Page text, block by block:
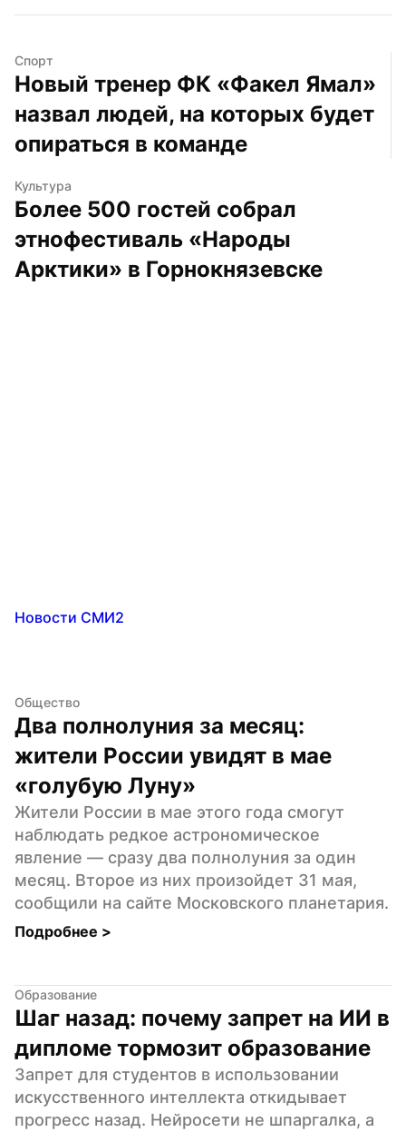
Спорт
Новый тренер ФК «Факел Ямал»
назвал людей, на которых будет
опираться в команде
Культура
Более 500 гостей собрал
этнофестиваль «Народы
Арктики» в Горнокнязевске
Новости СМИ2
Общество
Два полнолуния за месяц:
жители России увидят в мае
«голубую Луну»
Жители России в мае этого года смогут
наблюдать редкое астрономическое
явление — сразу два полнолуния за один
месяц. Второе из них произойдет 31 мая,
сообщили на сайте Московского планетария.
Подробнее >
Образование
Шаг назад: почему запрет на ИИ в
дипломе тормозит образование
Запрет для студентов в использовании
искусственного интеллекта откидывает
прогресс назад. Нейросети не шпаргалка, а